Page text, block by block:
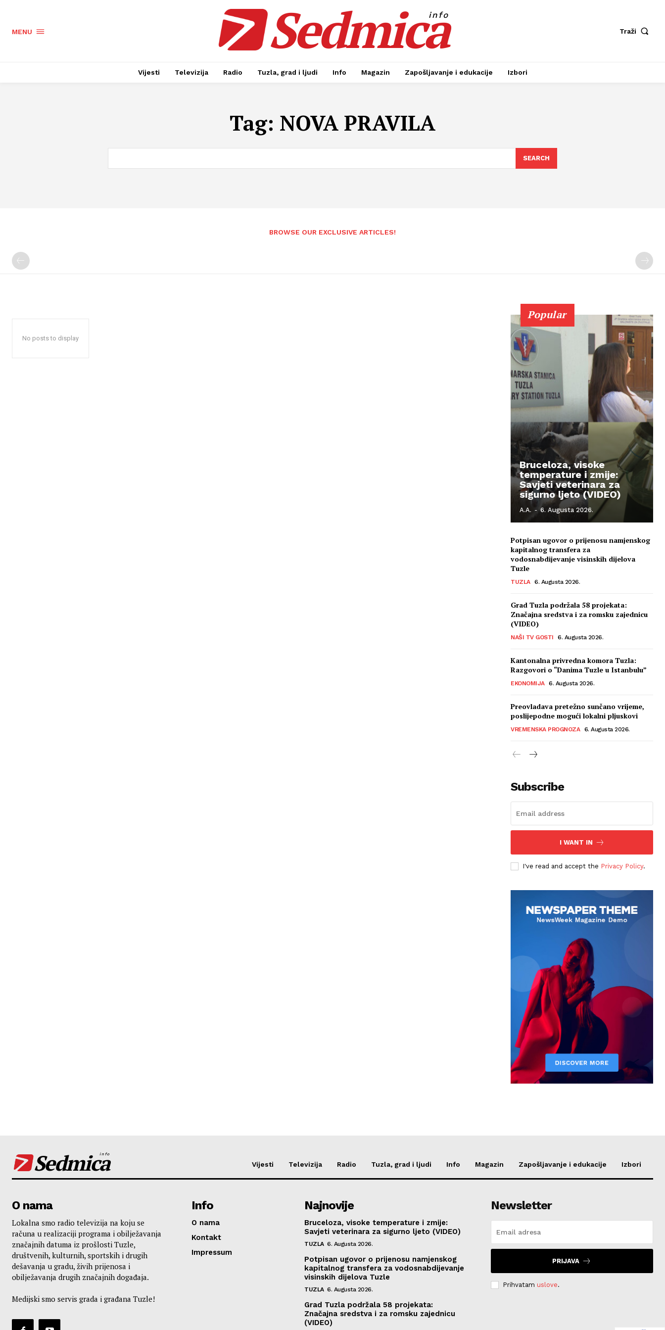
MENU Sedmica
info
Traži
Vijesti Televizija Radio Tuzla, grad i ljudi Info Magazin Zapošljavanje i edukacije Izbori
Tag: NOVA PRAVILA
SEARCH
BROWSE OUR EXCLUSIVE ARTICLES!
No posts to display
Popular
Bruceloza, visoke
temperature i zmije:
Savjeti veterinara za
sigurno ljeto (VIDEO)
A.A. - 6. Augusta 2026.
Potpisan ugovor o prijenosu namjenskog
kapitalnog transfera za
vodosnabdijevanje visinskih dijelova
Tuzle
TUZLA 6. Augusta 2026.
Grad Tuzla podržala 58 projekata:
Značajna sredstva i za romsku zajednicu
(VIDEO)
NAŠI TV GOSTI 6. Augusta 2026.
Kantonalna privredna komora Tuzla:
Razgovori o “Danima Tuzle u Istanbulu”
EKONOMIJA 6. Augusta 2026.
Preovladava pretežno sunčano vrijeme,
poslijepodne mogući lokalni pljuskovi
VREMENSKA PROGNOZA 6. Augusta 2026.
Subscribe
I WANT IN
I've read and accept the Privacy Policy.
Sedmica
info
Vijesti Televizija Radio Tuzla, grad i ljudi Info Magazin Zapošljavanje i edukacije Izbori
O nama
Lokalna smo radio televizija na koju se
računa u realizaciji programa i obilježavanja
značajnih datuma iz prošlosti Tuzle,
društvenih, kulturnih, sportskih i drugih
dešavanja u gradu, živih prijenosa i
obilježavanja drugih značajnih događaja.
Medijski smo servis grada i građana Tuzle!
Info
O nama
Kontakt
Impressum
Najnovije
Bruceloza, visoke temperature i zmije:
Savjeti veterinara za sigurno ljeto (VIDEO)
TUZLA 6. Augusta 2026.
Potpisan ugovor o prijenosu namjenskog
kapitalnog transfera za vodosnabdijevanje
visinskih dijelova Tuzle
TUZLA 6. Augusta 2026.
Grad Tuzla podržala 58 projekata:
Značajna sredstva i za romsku zajednicu
(VIDEO)
Newsletter
PRIJAVA
Prihvatam uslove.